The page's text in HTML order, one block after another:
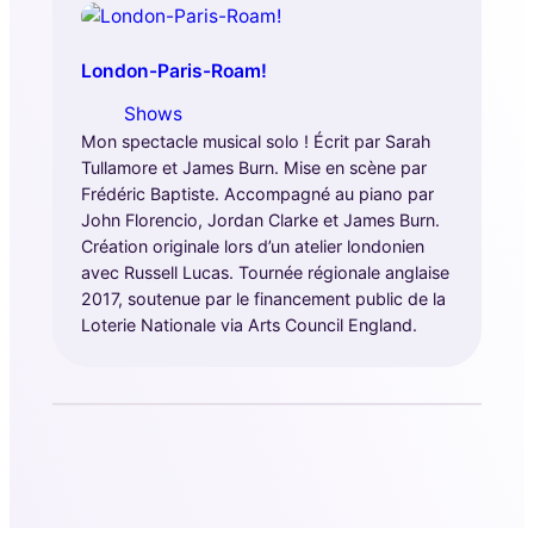
London-Paris-Roam!
Shows
Mon spectacle musical solo ! Écrit par Sarah
Tullamore et James Burn. Mise en scène par
Frédéric Baptiste. Accompagné au piano par
John Florencio, Jordan Clarke et James Burn.
Création originale lors d’un atelier londonien
avec Russell Lucas. Tournée régionale anglaise
2017, soutenue par le financement public de la
Loterie Nationale via Arts Council England.